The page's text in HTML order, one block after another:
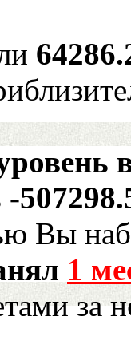
-
Вы
1
за